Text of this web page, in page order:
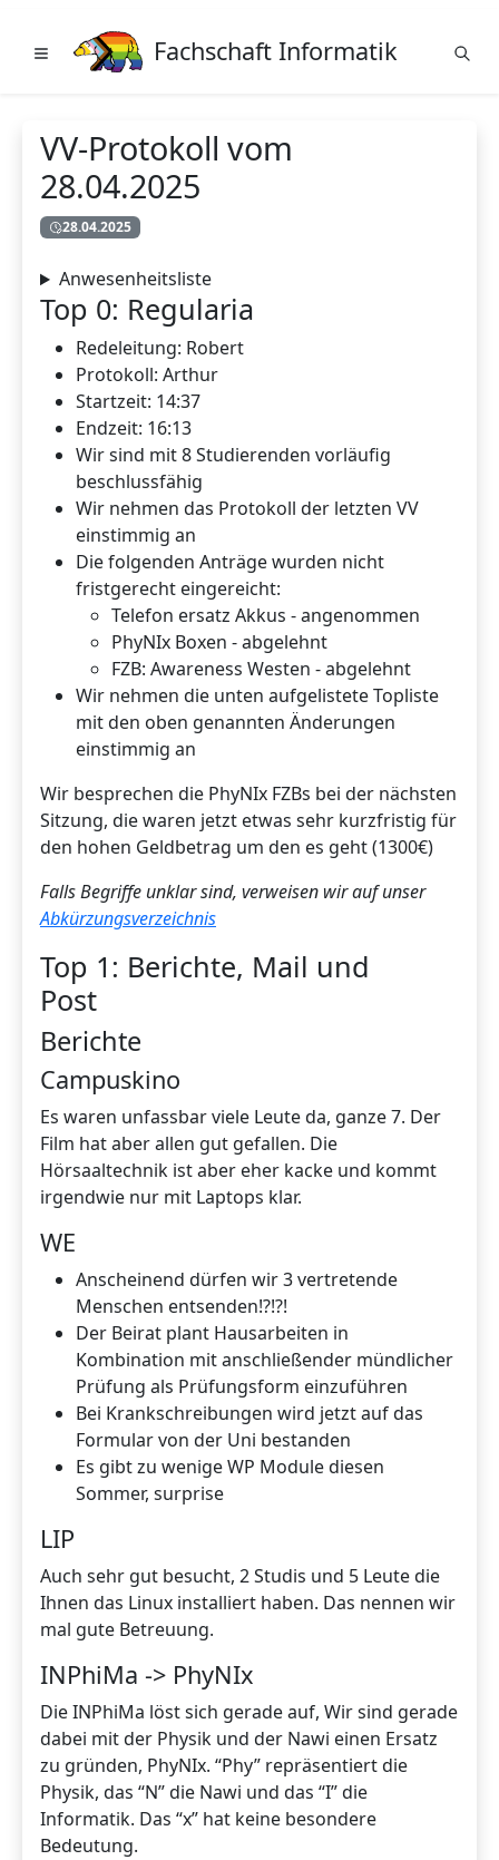
Fachschaft Informatik
VV-Protokoll vom
28.04.2025
28.04.2025
Anwesenheitsliste
Top 0: Regularia
Redeleitung: Robert
Protokoll: Arthur
Startzeit: 14:37
Endzeit: 16:13
Wir sind mit 8 Studierenden vorläufig
beschlussfähig
Wir nehmen das Protokoll der letzten VV
einstimmig an
Die folgenden Anträge wurden nicht
fristgerecht eingereicht:
Telefon ersatz Akkus - angenommen
PhyNIx Boxen - abgelehnt
FZB: Awareness Westen - abgelehnt
Wir nehmen die unten aufgelistete Topliste
mit den oben genannten Änderungen
einstimmig an
Wir besprechen die PhyNIx FZBs bei der nächsten
Sitzung, die waren jetzt etwas sehr kurzfristig für
den hohen Geldbetrag um den es geht (1300€)
Falls Begriffe unklar sind, verweisen wir auf unser
Abkürzungsverzeichnis
Top 1: Berichte, Mail und
Post
Berichte
Campuskino
Es waren unfassbar viele Leute da, ganze 7. Der
Film hat aber allen gut gefallen. Die
Hörsaaltechnik ist aber eher kacke und kommt
irgendwie nur mit Laptops klar.
WE
Anscheinend dürfen wir 3 vertretende
Menschen entsenden!?!?!
Der Beirat plant Hausarbeiten in
Kombination mit anschließender mündlicher
Prüfung als Prüfungsform einzuführen
Bei Krankschreibungen wird jetzt auf das
Formular von der Uni bestanden
Es gibt zu wenige WP Module diesen
Sommer, surprise
LIP
Auch sehr gut besucht, 2 Studis und 5 Leute die
Ihnen das Linux installiert haben. Das nennen wir
mal gute Betreuung.
INPhiMa -> PhyNIx
Die INPhiMa löst sich gerade auf, Wir sind gerade
dabei mit der Physik und der Nawi einen Ersatz
zu gründen, PhyNIx. “Phy” repräsentiert die
Physik, das “N” die Nawi und das “I” die
Informatik. Das “x” hat keine besondere
Bedeutung.